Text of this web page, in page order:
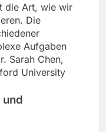
die Art, wie wir
Die
Aufgaben
Sarah Chen,
University